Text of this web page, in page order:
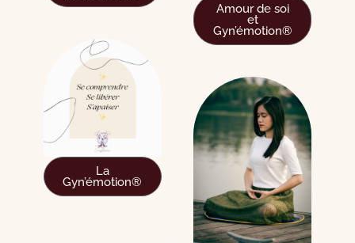
Amour de soi
et
Gyn’émotion®
La
Gyn’émotion®